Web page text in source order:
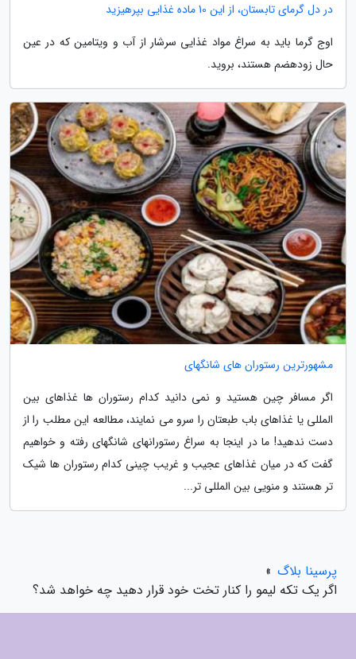
در دل گرمای تابستان، از این 10 ماده غذایی بپرهیزید
اوج گرما باید به سراغ مواد غذایی سرشار از آب و ویتامین که در عین
حال زودهضم هستند، بروید.
مشهورترین رستوران های شانگهای
اگر مسافر چین هستید و نمی دانید کدام رستوران ها غذاهای بین
المللی یا غذاهای باب طبعتان را سرو می نمایند، مطالعه این مطلب را از
دست ندهید! ما در اینجا به سراغ رستورانهای شانگهای رفته و خواهیم
گفت که در میان غذاهای عجیب و غریب چینی کدام رستوران ها شیک
تر هستند و منویی بین المللی تر...
پرسینا بلاگ »
اگر یک تکه لیمو را کنار تخت خود قرار دهید چه خواهد شد؟